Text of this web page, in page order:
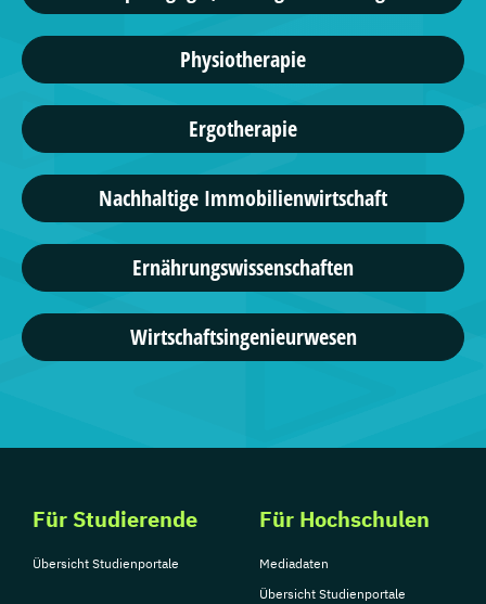
Physiotherapie
Ergotherapie
Nachhaltige Immobilienwirtschaft
Ernährungswissenschaften
Wirtschaftsingenieurwesen
Für Studierende
Übersicht Studienportale
Für Hochschulen
Mediadaten
Übersicht Studienportale